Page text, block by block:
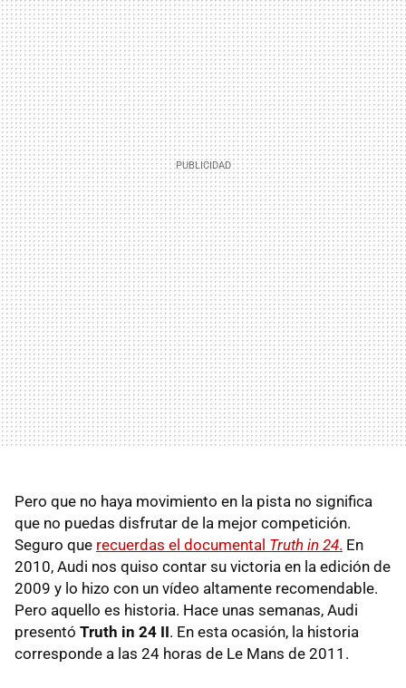
Pero que no haya movimiento en la pista no significa
que no puedas disfrutar de la mejor competición.
Seguro que recuerdas el documental Truth in 24. En
2010, Audi nos quiso contar su victoria en la edición de
2009 y lo hizo con un vídeo altamente recomendable.
Pero aquello es historia. Hace unas semanas, Audi
presentó Truth in 24 II. En esta ocasión, la historia
corresponde a las 24 horas de Le Mans de 2011.